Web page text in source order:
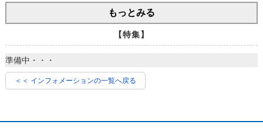
もっとみる
【特集】
準備中・・・
＜＜ インフォメーションの一覧へ戻る